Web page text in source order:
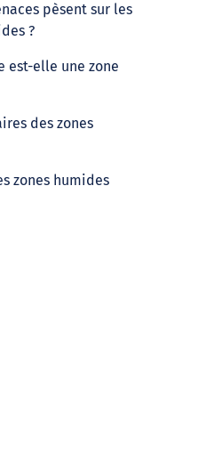
pèsent sur les
?
est-elle une zone
des zones
zones humides